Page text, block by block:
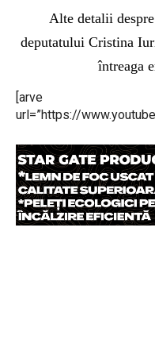
Alte detalii
deputatului Cristina
întreaga
[arve
url=”https://